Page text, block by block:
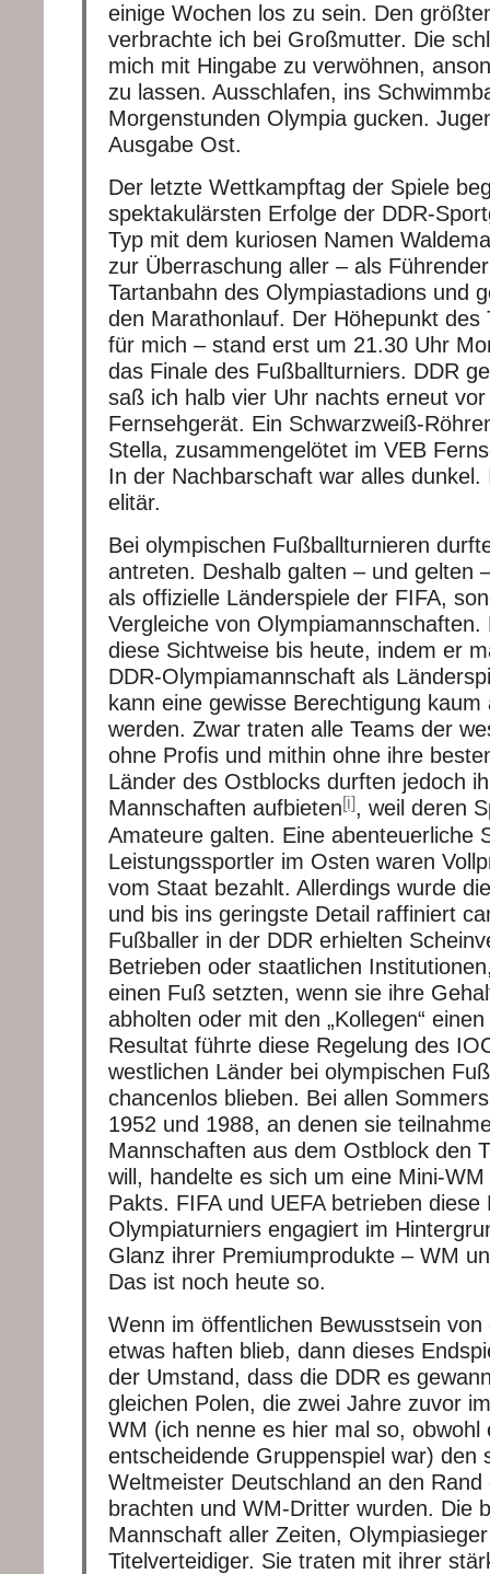
einige Wochen los zu sein. Den
verbrachte ich bei Großmutter. Die
mich mit Hingabe zu verwöhnen,
zu lassen. Ausschlafen, ins
Morgenstunden Olympia gucken.
Ausgabe Ost.
Der letzte Wettkampftag der Spiele
spektakulärsten Erfolge der DDR-
Typ mit dem kuriosen Namen
zur Überraschung aller – als
Tartanbahn des Olympiastadions und
den Marathonlauf. Der Höhepunkt des
für mich – stand erst um 21.30 Uhr
das Finale des Fußballturniers. DDR
saß ich halb vier Uhr nachts erneut
Fernsehgerät. Ein Schwarzweiß-
Stella, zusammengelötet im VEB
In der Nachbarschaft war alles dunkel.
elitär.
Bei olympischen Fußballturnieren
antreten. Deshalb galten – und gelten
als offizielle Länderspiele der FIFA,
Vergleiche von Olympiamannschaften.
diese Sichtweise bis heute, indem er
DDR-Olympiamannschaft als
kann eine gewisse Berechtigung kaum
werden. Zwar traten alle Teams der
ohne Profis und mithin ohne ihre
Länder des Ostblocks durften jedoch
Mannschaften aufbieten[i], weil deren
Amateure galten. Eine abenteuerliche
Leistungssportler im Osten waren
vom Staat bezahlt. Allerdings wurde
und bis ins geringste Detail raffiniert
Fußballer in der DDR erhielten
Betrieben oder staatlichen
einen Fuß setzten, wenn sie ihre
abholten oder mit den „Kollegen“
Resultat führte diese Regelung des
westlichen Länder bei olympischen
chancenlos blieben. Bei allen
1952 und 1988, an denen sie
Mannschaften aus dem Ostblock den
will, handelte es sich um eine Mini-
Pakts. FIFA und UEFA betrieben diese
Olympiaturniers engagiert im
Glanz ihrer Premiumprodukte – WM
Das ist noch heute so.
Wenn im öffentlichen Bewusstsein von
etwas haften blieb, dann dieses
der Umstand, dass die DDR es
gleichen Polen, die zwei Jahre zuvor
WM (ich nenne es hier mal so, obwohl
entscheidende Gruppenspiel war) den
Weltmeister Deutschland an den Rand
brachten und WM-Dritter wurden. Die
Mannschaft aller Zeiten,
Titelverteidiger. Sie traten mit ihrer